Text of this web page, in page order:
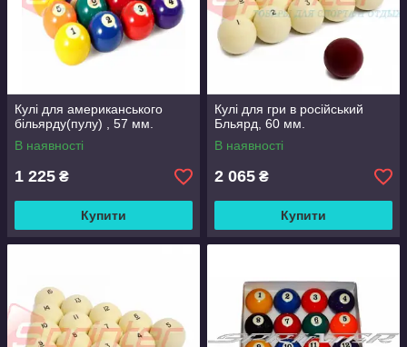
Кулі для американського
більярду(пулу) , 57 мм.
В наявності
1 225 ₴
Купити
Кулі для гри в російський
Бльярд, 60 мм.
В наявності
2 065 ₴
Купити